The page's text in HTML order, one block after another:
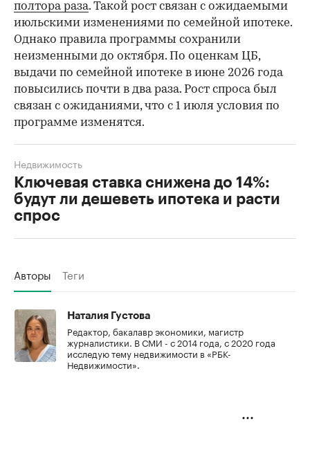
полтора раза. Такой рост связан с ожидаемыми
июльскими изменениями по семейной ипотеке.
Однако правила программы сохранили
неизменными до октября. По оценкам ЦБ,
выдачи по семейной ипотеке в июне 2026 года
повысились почти в два раза. Рост спроса был
связан с ожиданиями, что с 1 июля условия по
программе изменятся.
Ключевая ставка снижена до 14%:
будут ли дешеветь ипотека и расти
спрос
Недвижимость
Авторы Теги
Наталия Густова
Редактор, бакалавр экономики, магистр
журналистики. В СМИ - с 2014 года, с 2020 года
исследую тему недвижимости в «РБК-
Недвижимости».